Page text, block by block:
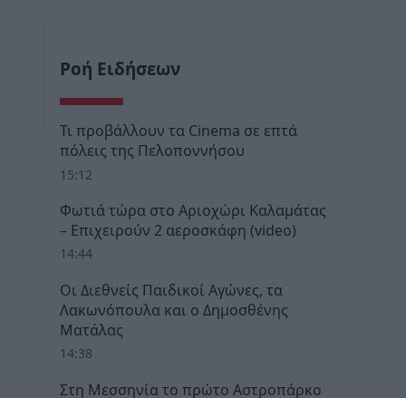
Ροή Ειδήσεων
Τι προβάλλουν τα Cinema σε επτά
πόλεις της Πελοποννήσου
15:12
Φωτιά τώρα στο Αριοχώρι Καλαμάτας
– Επιχειρούν 2 αεροσκάφη (video)
14:44
Οι Διεθνείς Παιδικοί Αγώνες, τα
Λακωνόπουλα και ο Δημοσθένης
Ματάλας
14:38
Στη Μεσσηνία το πρώτο Αστροπάρκο